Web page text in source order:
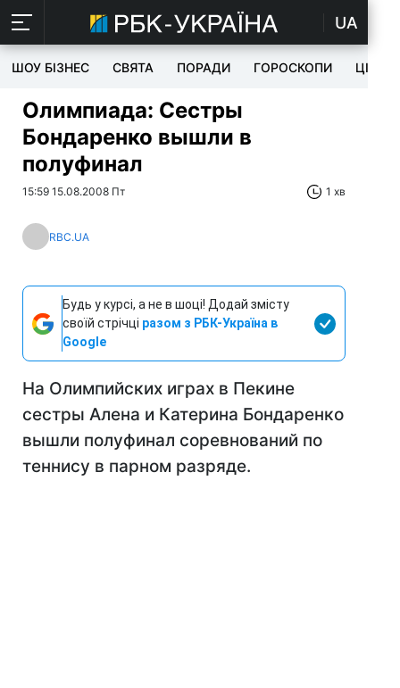
UA
ШОУ БІЗНЕС СВЯТА ПОРАДИ ГОРОСКОПИ ЦІКАВЕ
Олимпиада: Сестры
Бондаренко вышли в
полуфинал
15:59 15.08.2008 Пт 1 хв
RBC.UA
Будь у курсі, а не в шоці! Додай змісту
своїй стрічці разом з РБК-Україна в
Google
На Олимпийских играх в Пекине
сестры Алена и Катерина Бондаренко
вышли полуфинал соревнований по
теннису в парном разряде.